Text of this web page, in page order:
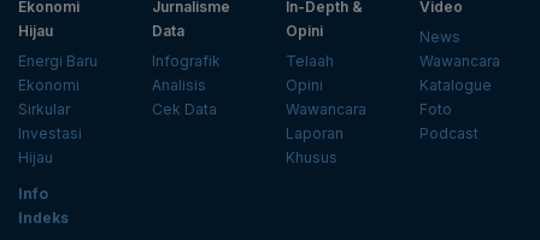
Ekonomi
Hijau
Energi Baru
Ekonomi
Sirkular
Investasi
Hijau
Jurnalisme
Data
Infografik
Analisis
Cek Data
In-Depth &
Opini
Telaah
Opini
Wawancara
Laporan
Khusus
Video
News
Wawancara
Katalogue
Foto
Podcast
Info
Indeks